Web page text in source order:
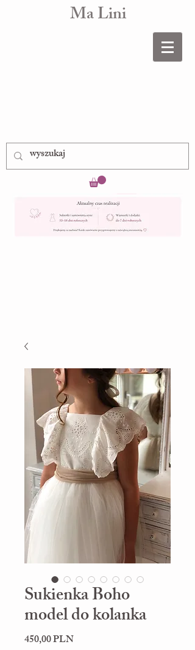
Ma Lini
Sukienka Boho
model do kolanka
450,00 PLNPreis